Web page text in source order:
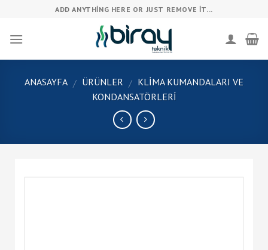
content
ADD ANYTHING HERE OR JUST REMOVE IT...
ANASAYFA / ÜRÜNLER / KLIMA KUMANDALARI VE
KONDANSATÖRLERI